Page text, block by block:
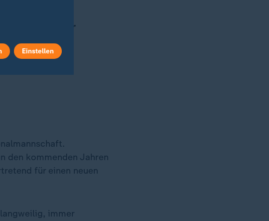
von der
den kommenden Jahren
für einen neuen
immer
Einstellen